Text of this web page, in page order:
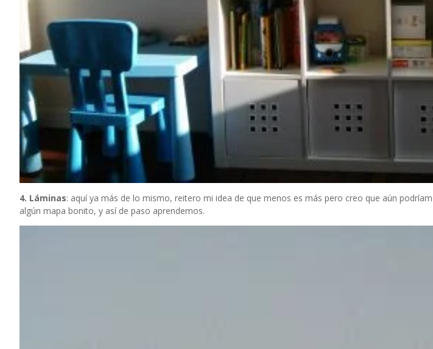
4. Láminas: aquí ya más de lo mismo, reitero mi idea de que menos es más pero creo que aún
algún mapa bonito, y así de paso aprendemos.